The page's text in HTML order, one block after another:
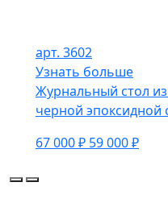
арт. 3602
Узнать больше
Журнальный стол из
черной эпоксидной
67 000 ₽ 59 000 ₽